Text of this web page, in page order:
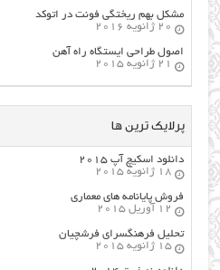
مشکل بهم ریختگی فونت در اتوکد
20 ژانویه 2016
اصول طراحي ایستگاه راه آهن
21 ژانویه 2015
پرلایک ترین ها
دانلود اسکیچ آپ ۲۰۱۵
18 ژانویه 2015
فروش پایانامه های معماری
12 آوریل 2015
تحلیل فرهنگسرای فرشچیان
15 ژانویه 2015